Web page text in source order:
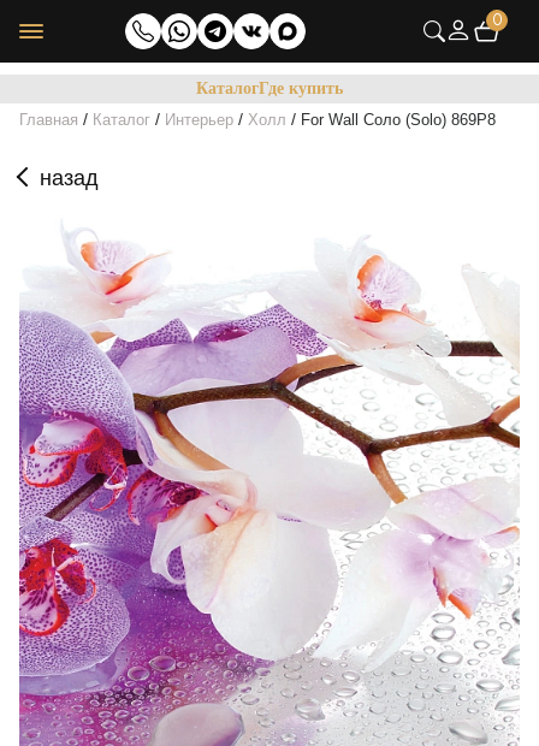
0
КаталогГде купить
Главная / Каталог / Интерьер / Холл / For Wall Соло (Solo) 869P8
назад